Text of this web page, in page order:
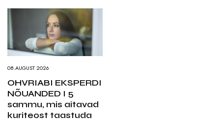
08.AUGUST 2026
OHVRIABI EKSPERDI
NÕUANDED I 5
sammu, mis aitavad
kuriteost taastuda